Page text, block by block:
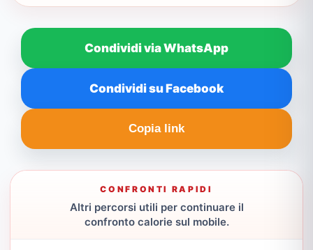
Condividi via WhatsApp
Condividi su Facebook
Copia link
CONFRONTI RAPIDI
Altri percorsi utili per continuare il
confronto calorie sul mobile.